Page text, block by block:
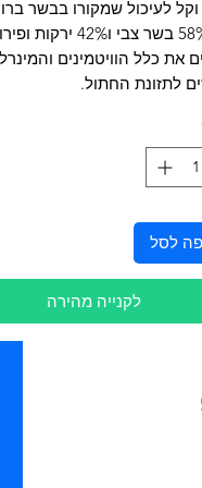
וקל לעיכול שמקורו בבשר
מכיל 58% בשר צבי ו42%
את כלל הוויטמינים
לתזונת החתול.
לסל
לקנייה מהירה